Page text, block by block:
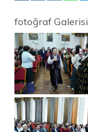
fotoğraf Galerisi